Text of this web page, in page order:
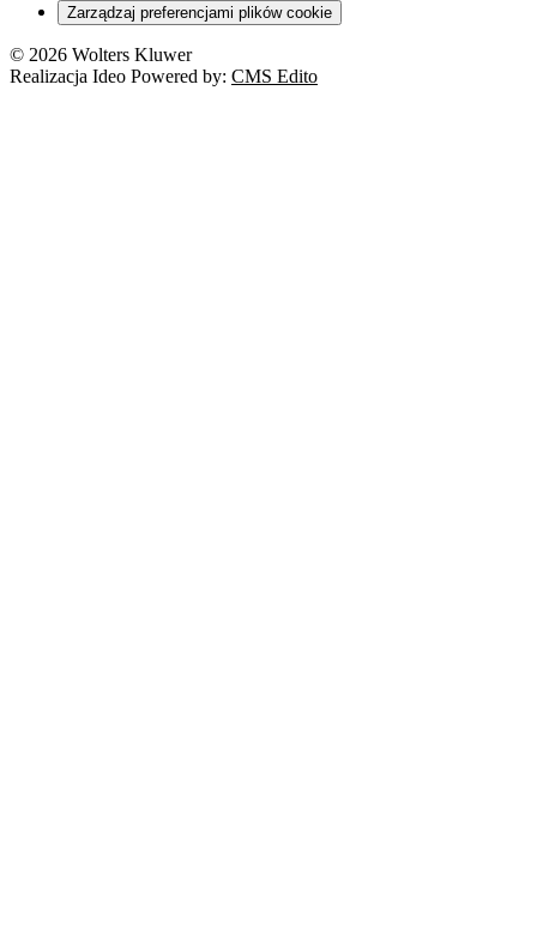
Zarządzaj preferencjami plików cookie
© 2026 Wolters Kluwer
Realizacja Ideo Powered by: CMS Edito